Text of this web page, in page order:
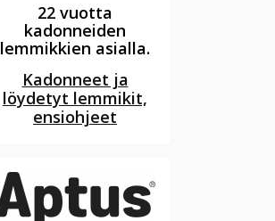
22 vuotta
kadonneiden
lemmikkien asialla.
Kadonneet ja
löydetyt lemmikit,
ensiohjeet